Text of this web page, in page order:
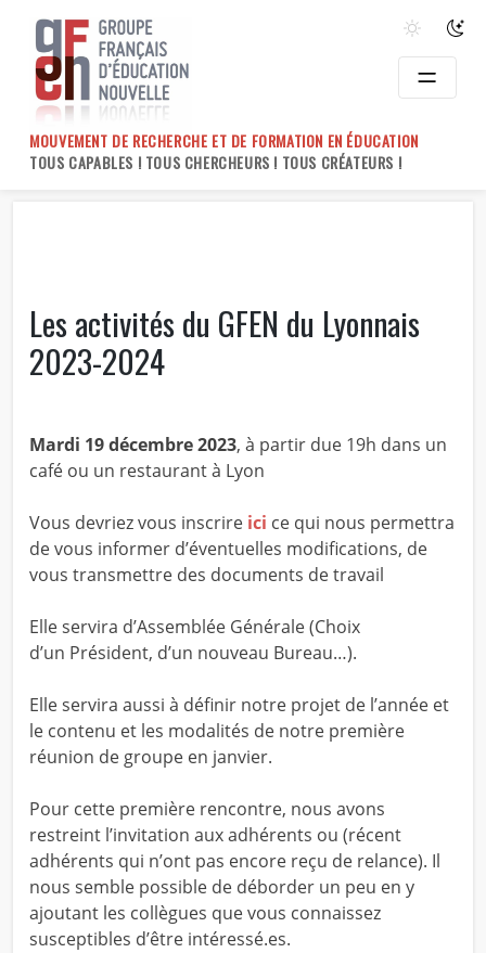
content
MOUVEMENT DE RECHERCHE ET DE FORMATION EN ÉDUCATION
TOUS CAPABLES ! TOUS CHERCHEURS ! TOUS CRÉATEURS !
Les activités du GFEN du Lyonnais
2023-2024
Mardi 19 décembre 2023, à partir due 19h dans un
café ou un restaurant à Lyon
Vous devriez vous inscrire ici ce qui nous permettra
de vous informer d’éventuelles modifications, de
vous transmettre des documents de travail
Elle servira d’Assemblée Générale (Choix
d’un Président, d’un nouveau Bureau…).
Elle servira aussi à définir notre projet de l’année et
le contenu et les modalités de notre première
réunion de groupe en janvier.
Pour cette première rencontre, nous avons
restreint l’invitation aux adhérents ou (récent
adhérents qui n’ont pas encore reçu de relance). Il
nous semble possible de déborder un peu en y
ajoutant les collègues que vous connaissez
susceptibles d’être intéressé.es.